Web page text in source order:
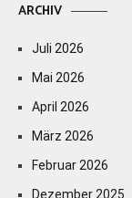
ARCHIV
Juli 2026
Mai 2026
April 2026
März 2026
Februar 2026
Dezember 2025